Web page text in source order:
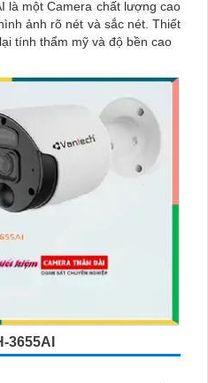
là một Camera chất lượng cao
ảnh rõ nét và sắc nét. Thiết
tính thẩm mỹ và độ bền cao
3655AI